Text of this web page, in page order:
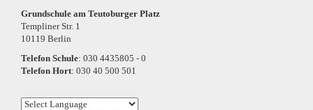
Grundschule am Teutoburger Platz
Templiner Str. 1
10119 Berlin
Telefon Schule: 030 4435805 - 0
Telefon Hort: 030 40 500 501